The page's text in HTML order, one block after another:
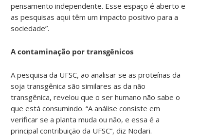
pensamento independente. Esse espaço é aberto e
as pesquisas aqui têm um impacto positivo para a
sociedade”.
A contaminação por transgênicos
A pesquisa da UFSC, ao analisar se as proteínas da
soja transgênica são similares as da não
transgênica, revelou que o ser humano não sabe o
que está consumindo. “A análise consiste em
verificar se a planta muda ou não, e essa é a
principal contribuição da UFSC”, diz Nodari.